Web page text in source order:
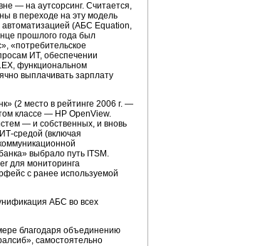
— на аутсорсинг. Считается,
в переходе на эту модель
автоматизацией (АБС Equation,
прошлого года был
«потребительское
ИТ, обеспечении
функциональном
выплачивать зарплату
(2 место в рейтинге 2006 г. —
классе — НР OpenView.
— и собственных, и вновь
ИТ-средой (включая
выбрало путь ITSM.
для мониторинга
с ранее используемой
АБС во всех
благодаря объединению
самостоятельно